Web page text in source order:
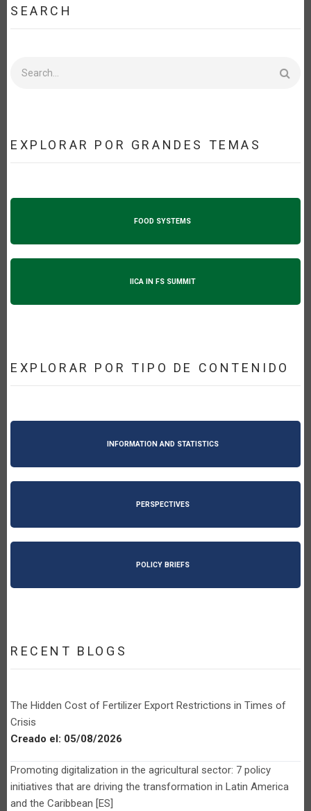
SEARCH
EXPLORAR POR GRANDES TEMAS
FOOD SYSTEMS
IICA IN FS SUMMIT
EXPLORAR POR TIPO DE CONTENIDO
INFORMATION AND STATISTICS
PERSPECTIVES
POLICY BRIEFS
RECENT BLOGS
The Hidden Cost of Fertilizer Export Restrictions in Times of
Crisis
Creado el: 05/08/2026
Promoting digitalization in the agricultural sector: 7 policy
initiatives that are driving the transformation in Latin America
and the Caribbean [ES]